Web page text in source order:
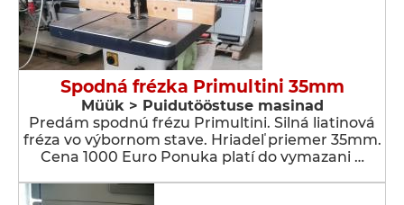
Spodná frézka Primultini 35mm
Müük > Puidutööstuse masinad
Predám spodnú frézu Primultini. Silná liatinová
fréza vo výbornom stave. Hriadeľ priemer 35mm.
Cena 1000 Euro Ponuka platí do vymazani …